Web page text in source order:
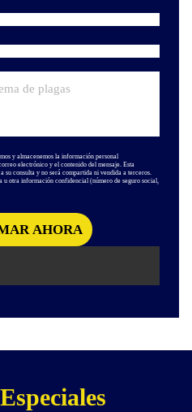
y almacenemos la información personal
electrónico y el contenido del mensaje. Esta
su consulta y no será compartida ni vendida a terceros.
otra información confidencial (número de seguro social,
Especiales